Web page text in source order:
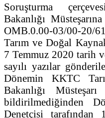
Soruşturma
Bakanlığı
OMB.0.00-03/00-20/
Tarım ve Doğal
7 Temmuz 2020 tarih
sayılı yazılar
Dönemin KKTC
Bakanlığı
bildirilmediğinden
Denetçisi